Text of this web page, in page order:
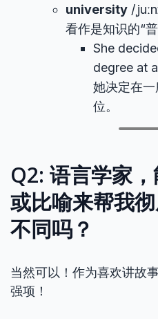
university /
看作是知识的“
She
degree at
她决定在一
位。
Q2: 语言学家
或比喻来帮我
不同吗？
当然可以！作为喜欢讲故
强项！